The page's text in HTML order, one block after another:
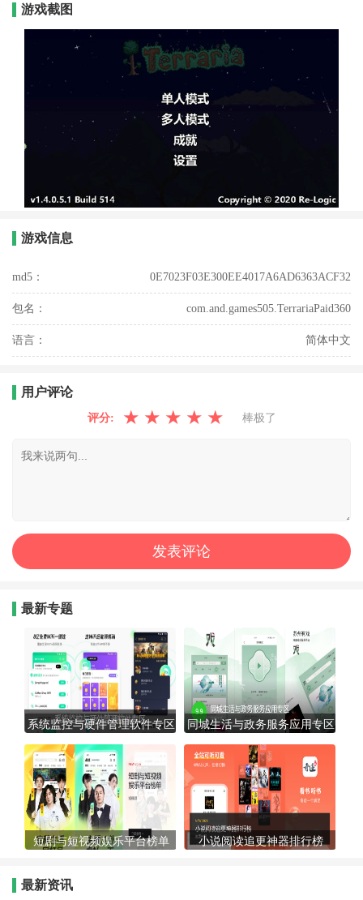
游戏截图
游戏信息
md5： 0E7023F03E300EE4017A6AD6363ACF32
包名： com.and.games505.TerrariaPaid360
语言： 简体中文
用户评论
评分: ★ ★ ★ ★ ★ 棒极了
最新专题
系统监控与硬件管理软件专区 同城生活与政务服务应用专区
短剧与短视频娱乐平台榜单 小说阅读追更神器排行榜
最新资讯